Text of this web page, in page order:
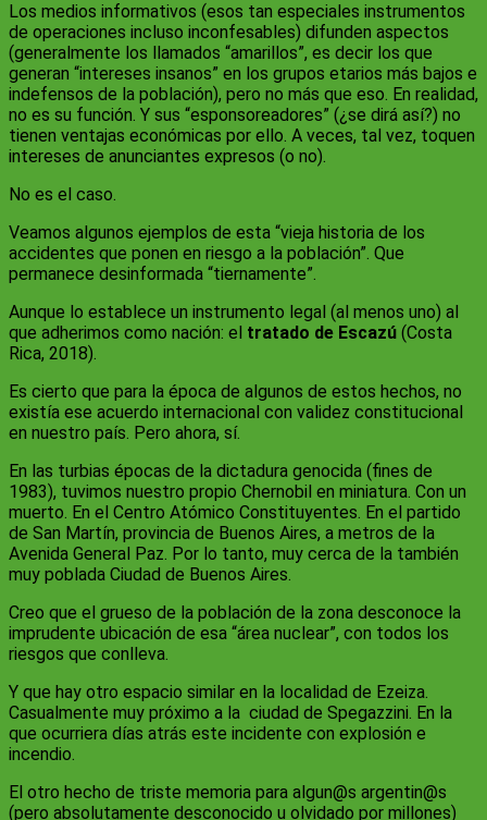
Los medios informativos (esos tan especiales instrumentos
de operaciones incluso inconfesables) difunden aspectos
(generalmente los llamados “amarillos”, es decir los que
generan “intereses insanos” en los grupos etarios más bajos e
indefensos de la población), pero no más que eso. En realidad,
no es su función. Y sus “esponsoreadores” (¿se dirá así?) no
tienen ventajas económicas por ello. A veces, tal vez, toquen
intereses de anunciantes expresos (o no).
No es el caso.
Veamos algunos ejemplos de esta “vieja historia de los
accidentes que ponen en riesgo a la población”. Que
permanece desinformada “tiernamente”.
Aunque lo establece un instrumento legal (al menos uno) al
que adherimos como nación: el tratado de Escazú (Costa
Rica, 2018).
Es cierto que para la época de algunos de estos hechos, no
existía ese acuerdo internacional con validez constitucional
en nuestro país. Pero ahora, sí.
En las turbias épocas de la dictadura genocida (fines de
1983), tuvimos nuestro propio Chernobil en miniatura. Con un
muerto. En el Centro Atómico Constituyentes. En el partido
de San Martín, provincia de Buenos Aires, a metros de la
Avenida General Paz. Por lo tanto, muy cerca de la también
muy poblada Ciudad de Buenos Aires.
Creo que el grueso de la población de la zona desconoce la
imprudente ubicación de esa “área nuclear”, con todos los
riesgos que conlleva.
Y que hay otro espacio similar en la localidad de Ezeiza.
Casualmente muy próximo a la ciudad de Spegazzini. En la
que ocurriera días atrás este incidente con explosión e
incendio.
El otro hecho de triste memoria para algun@s argentin@s
(pero absolutamente desconocido u olvidado por millones)